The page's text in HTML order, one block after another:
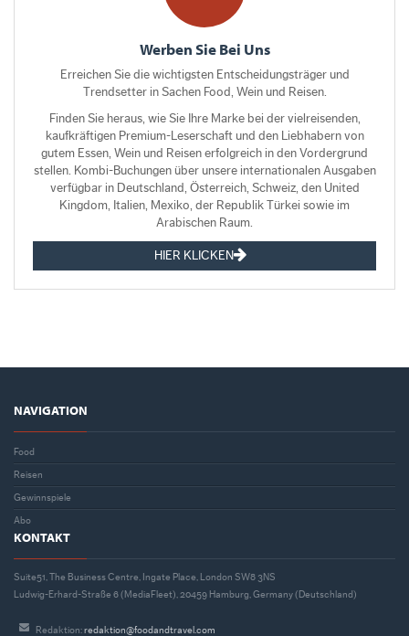
Werben Sie Bei Uns
Erreichen Sie die wichtigsten Entscheidungsträger und
Trendsetter in Sachen Food, Wein und Reisen.
Finden Sie heraus, wie Sie Ihre Marke bei der vielreisenden,
kaufkräftigen Premium-Leserschaft und den Liebhabern von
gutem Essen, Wein und Reisen erfolgreich in den Vordergrund
stellen. Kombi-Buchungen über unsere internationalen Ausgaben
verfügbar in Deutschland, Österreich, Schweiz, den United
Kingdom, Italien, Mexiko, der Republik Türkei sowie im
Arabischen Raum.
HIER KLICKEN
NAVIGATION
Food
Reisen
Gewinnspiele
Abo
KONTAKT
Suite51, The Business Centre, Ingate Place, London SW8 3NS
Ludwig-Erhard-Straße 6 (MediaFleet), 20459 Hamburg, Germany (Deutschland)
Redaktion:redaktion@foodandtravel.com